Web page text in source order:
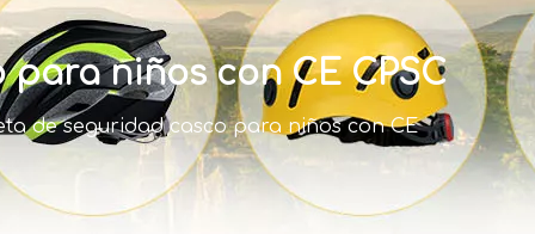
niños con CE CPSC
de seguridad casco para niños con CE